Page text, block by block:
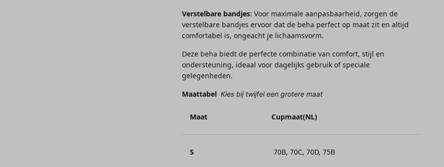
Verstelbare bandjes: Voor maximale aanpasbaarheid, zorgen de
verstelbare bandjes ervoor dat de beha perfect op maat zit en altijd
comfortabel is, ongeacht je lichaamsvorm.
Deze beha biedt de perfecte combinatie van comfort, stijl en
ondersteuning, ideaal voor dagelijks gebruik of speciale
gelegenheden.
Maattabel Kies bij twijfel een grotere maat
Maat Cupmaat(NL)
S 70B, 70C, 70D, 75B